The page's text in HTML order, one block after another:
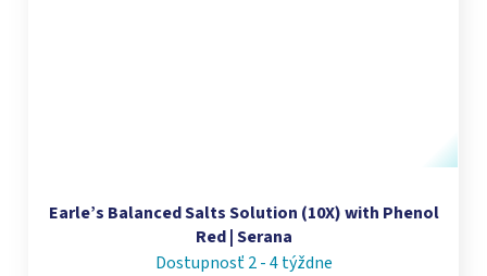
Earle’s Balanced Salts Solution (10X) with Phenol
Red | Serana
Dostupnosť 2 - 4 týždne